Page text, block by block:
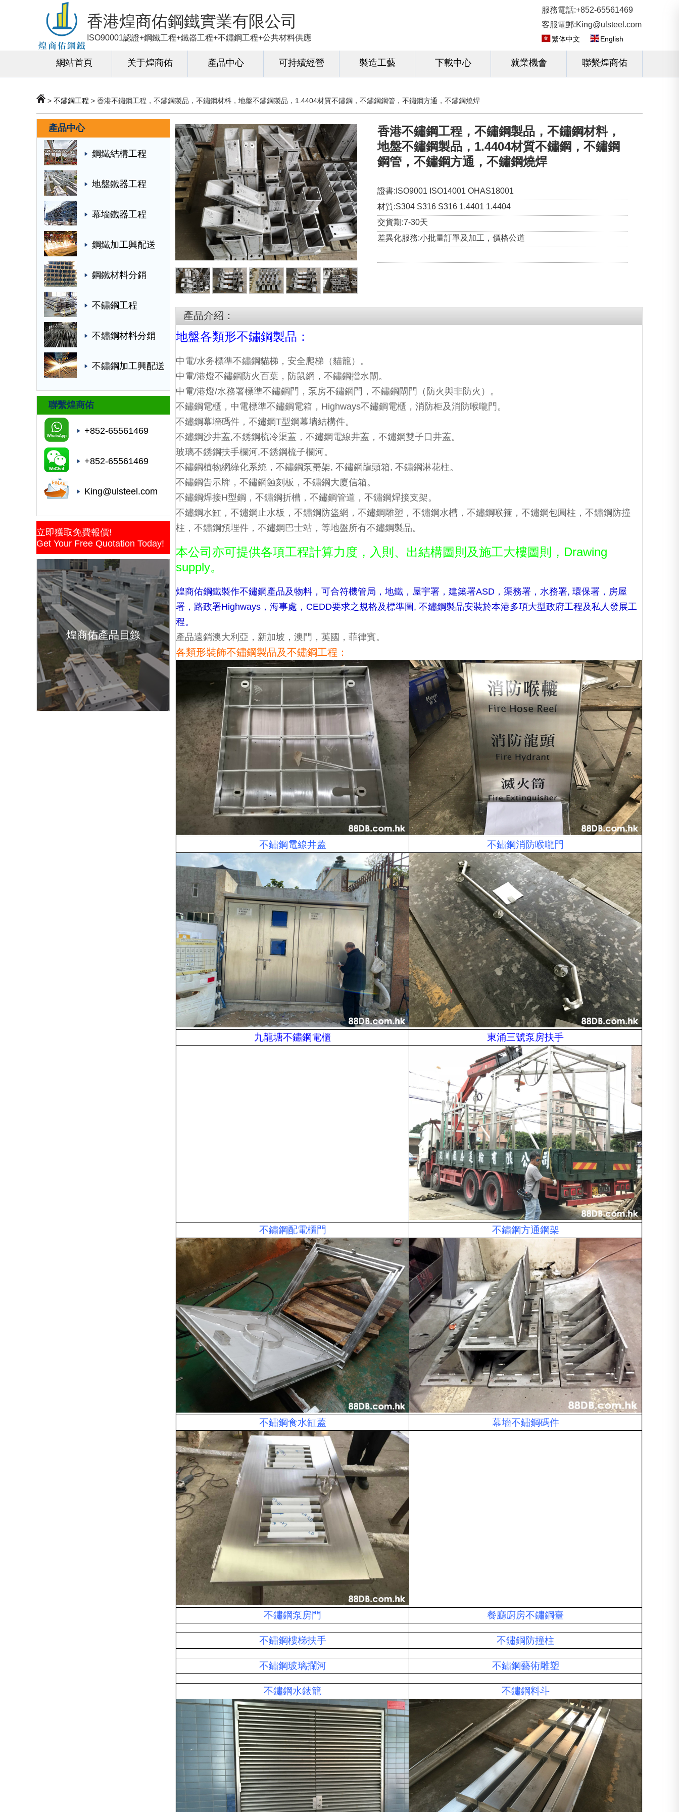
香港煌商佑鋼鐵實業有限公司
ISO90001認證+鋼鐵工程+鐵器工程+不鏽鋼工程+公共材料供應
服務電話:+852-65561469
客服電郵:King@ulsteel.com
繁体中文 English
網站首頁 关于煌商佑 產品中心 可持續經營 製造工藝 下載中心 就業機會 聯繫煌商佑
> 不鏽鋼工程 > 香港不鏽鋼工程，不鏽鋼製品，不鏽鋼材料，地盤不鏽鋼製品，1.4404材質不鏽鋼，不鏽鋼鋼管，不鏽鋼方通，不鏽鋼燒焊
產品中心
鋼鐵結構工程
地盤鐵器工程
幕墻鐵器工程
鋼鐵加工興配送
鋼鐵材料分銷
不鏽鋼工程
不鏽鋼材料分銷
不鏽鋼加工興配送
聯繫煌商佑
+852-65561469
+852-65561469
King@ulsteel.com
立即獲取免費報價!
Get Your Free Quotation Today!
煌商佑產品目錄
香港不鏽鋼工程，不鏽鋼製品，不鏽鋼材料，
地盤不鏽鋼製品，1.4404材質不鏽鋼，不鏽鋼
鋼管，不鏽鋼方通，不鏽鋼燒焊
證書:ISO9001 ISO14001 OHAS18001
材質:S304 S316 S316 1.4401 1.4404
交貨期:7-30天
差異化服務:小批量訂單及加工，價格公道
產品介紹：
地盤各類形不鏽鋼製品：
中電/水务標準不鏽鋼貓梯，安全爬梯（貓籠）。
中電/港燈不鏽鋼防火百葉，防鼠網，不鏽鋼擋水閘。
中電/港燈/水務署標準不鏽鋼門，泵房不鏽鋼門，不鏽鋼閘門（防火與非防火）。
不鏽鋼電櫃，中電標準不鏽鋼電箱，Highways不鏽鋼電櫃，消防柜及消防喉嚨門。
不鏽鋼幕墻碼件，不鏽鋼T型鋼幕墻結構件。
不鏽鋼沙井蓋,不銹鋼梳冷渠蓋，不鏽鋼電線井蓋，不鏽鋼雙子口井蓋。
玻璃不銹鋼扶手欄河,不銹鋼梳子欄河。
不鏽鋼植物網綠化系統，不鏽鋼泵蠆架, 不鏽鋼龍頭箱, 不鏽鋼淋花柱。
不鏽鋼告示牌，不鏽鋼蝕刻板，不鏽鋼大廈信箱。
不鏽鋼焊接H型鋼，不鏽鋼折槽，不鏽鋼管道，不鏽鋼焊接支架。
不鏽鋼水缸，不鏽鋼止水板，不鏽鋼防盜網，不鏽鋼雕塑，不鏽鋼水槽，不鏽鋼喉箍，不鏽鋼包圓柱，不鏽鋼防撞
柱，不鏽鋼預埋件，不鏽鋼巴士站，等地盤所有不鏽鋼製品。
本公司亦可提供各項工程計算力度，入則、出結構圖則及施工大樓圖則，Drawing
supply。
煌商佑鋼鐵製作不鏽鋼產品及物料，可合符機管局，地鐵，屋宇署，建築署ASD，渠務署，水務署, 環保署，房屋
署，路政署Highways，海事處，CEDD要求之規格及標準圖, 不鏽鋼製品安裝於本港多項大型政府工程及私人發展工
程。
產品遠銷澳大利亞，新加坡，澳門，英國，菲律賓。
各類形裝飾不鏽鋼製品及不鏽鋼工程：
不鏽鋼電線井蓋 不鏽鋼消防喉嚨門
九龍塘不鏽鋼電櫃 東涌三號泵房扶手
不鏽鋼配電櫃門 不鏽鋼方通鋼架
不鏽鋼食水缸蓋 幕墻不鏽鋼碼件
不鏽鋼泵房門 餐廳廚房不鏽鋼臺
不鏽鋼樓梯扶手 不鏽鋼防撞柱
不鏽鋼玻璃攔河 不鏽鋼藝術雕塑
不鏽鋼水錶籠 不鏽鋼料斗